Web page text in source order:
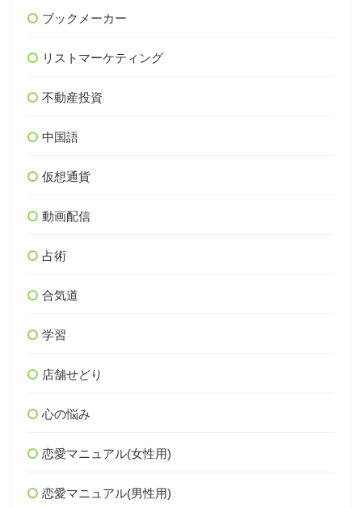
ブックメーカー
リストマーケティング
不動産投資
中国語
仮想通貨
動画配信
占術
合気道
学習
店舗せどり
心の悩み
恋愛マニュアル(女性用)
恋愛マニュアル(男性用)